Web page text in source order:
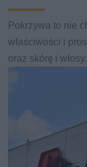
Pokrzywa to nie
właściwości i
oraz skórę i włosy.